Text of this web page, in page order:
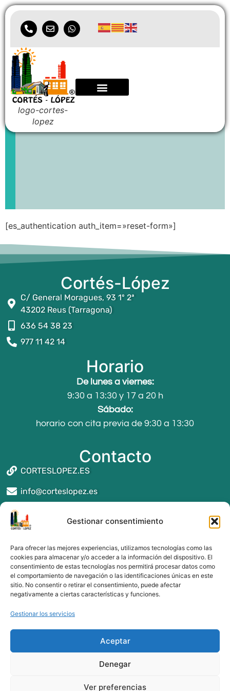
Gestionar consentimiento
Para ofrecer las mejores experiencias, utilizamos tecnologías como las
cookies para almacenar y/o acceder a la información del dispositivo. El
consentimiento de estas tecnologías nos permitirá procesar datos como
el comportamiento de navegación o las identificaciones únicas en este
sitio. No consentir o retirar el consentimiento, puede afectar
negativamente a ciertas características y funciones.
Gestionar los servicios
Aceptar
Denegar
Ver preferencias
logo-cortes-
lopez
Restablecer la
[es_authentication auth_item=»reset-form»]
Cortés-López
C/ General Moragues, 93 1º 2ª
43202 Reus (Tarragona)
636 54 38 23
977 11 42 14
Horario
De lunes a viernes:
9:30 a 13:30 y 17 a 20 h
Sábado:
horario con cita previa de 9:30 a 13:30
Contacto
CORTESLOPEZ.ES
info@corteslopez.es
Seguros y asesoría en Reus
Seguros y asesoría en Valls
Seguros y asesoría en Alcover
Seguros y asesoría en Tarragona
Seguros y asesoría en Cambrils
Seguros y asesoría en Salou